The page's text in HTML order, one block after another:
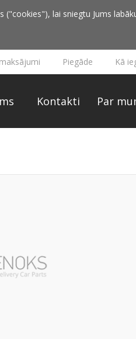
("cookies"), lai sniegtu Jums
Piegāde Kā
Kontakti Par